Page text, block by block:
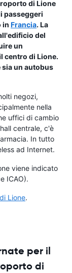
di Lione
passeggeri
in Francia. La
del
un
centro di Lione.
un autobus
negozi,
nella
uffici di cambio
centrale, c'è
In tutto
ad Internet.
viene indicato
ICAO).
Lione.
per il
di